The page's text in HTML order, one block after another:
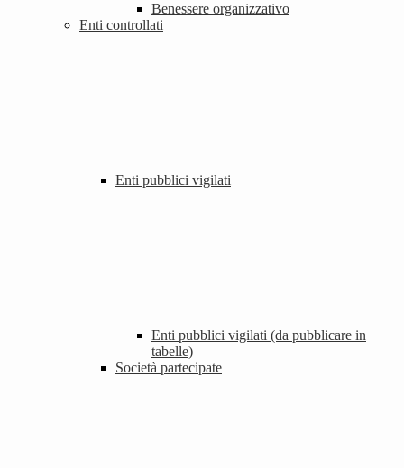
Benessere organizzativo
Enti controllati
Enti pubblici vigilati
Enti pubblici vigilati (da pubblicare in
tabelle)
Società partecipate